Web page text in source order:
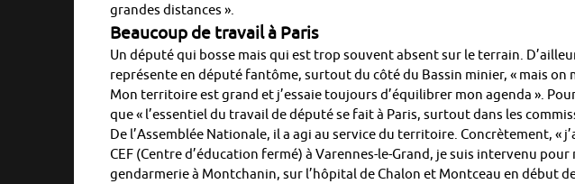
grandes distances ».
Beaucoup de travail à Paris
Un député qui bosse mais qui est trop souvent absent sur le terrain.
représente en député fantôme, surtout du côté du Bassin minier, « mais on
Mon territoire est grand et j’essaie toujours d’équilibrer mon agenda ».
que « l’essentiel du travail de député se fait à Paris, surtout dans les
De l’Assemblée Nationale, il a agi au service du territoire. Concrètement, «
CEF (Centre d’éducation fermé) à Varennes-le-Grand, je suis intervenu
gendarmerie à Montchanin, sur l’hôpital de Chalon et Montceau en début